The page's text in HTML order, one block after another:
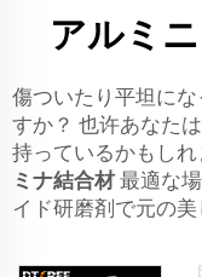
アルミ
傷ついたり平坦に
すか？ 也许あなた
持っているかもし
ミナ結合材 最適な
イド研磨剤で元の美